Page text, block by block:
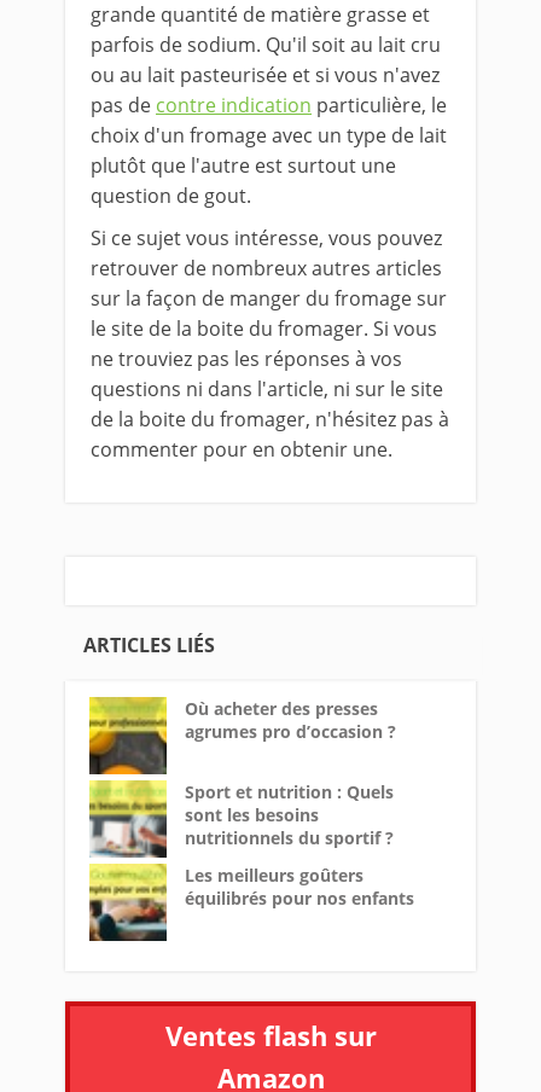
ARTICLES LIÉS
Où acheter des presses
agrumes pro d’occasion ?
Sport et nutrition : Quels
sont les besoins
nutritionnels du sportif ?
Les meilleurs goûters
équilibrés pour nos enfants
Ventes flash sur
Amazon
grande quantité de matière grasse et
parfois de sodium. Qu'il soit au lait cru
ou au lait pasteurisée et si vous n'avez
pas de contre indication particulière, le
choix d'un fromage avec un type de lait
plutôt que l'autre est surtout une
question de gout.
Si ce sujet vous intéresse, vous pouvez
retrouver de nombreux autres articles
sur la façon de manger du fromage sur
le site de la boite du fromager. Si vous
ne trouviez pas les réponses à vos
questions ni dans l'article, ni sur le site
de la boite du fromager, n'hésitez pas à
commenter pour en obtenir une.